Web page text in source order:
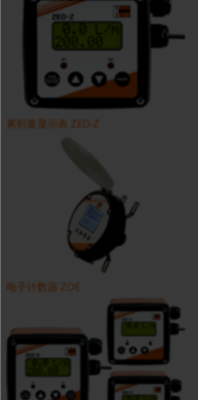
累积量显示表 ZED-Z
电子计数器 ZOE